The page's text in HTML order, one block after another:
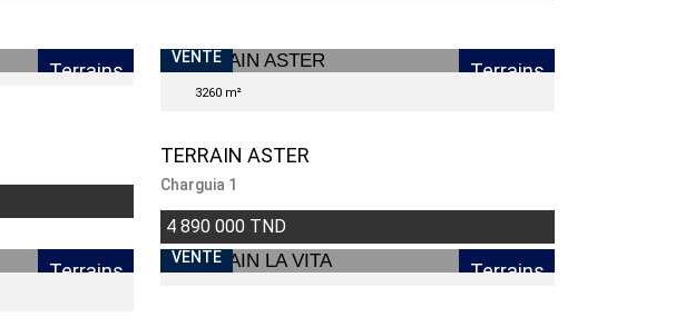
Terrains
VENTE
Terrains
3260 m²
TERRAIN ASTER
Charguia 1
4 890 000 TND
Terrains
VENTE
Terrains